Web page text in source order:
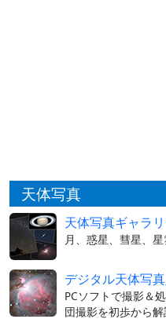
天体写真
天体写真ギャラ
月、惑星、彗星、
デジタル天体写
PCソフトで撮影＆
団撮影を初歩から解